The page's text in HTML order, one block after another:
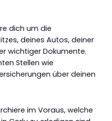
dich um die
deines Autos, deiner
wichtiger Dokumente.
Stellen wie
über deinen
im Voraus, welche